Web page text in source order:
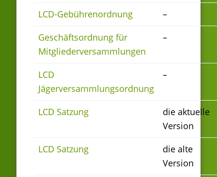
LCD-Gebührenordnung
–
Geschäftsordnung für
Mitgliederversammlungen
–
LCD
Jägerversammlungsordnung
–
LCD Satzung
die aktuelle
Version
LCD Satzung
die alte
Version